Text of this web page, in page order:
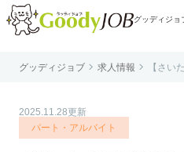
グッディジョ
はじめ
グッディジョブ  求人情報 
【さい
2025.11.28更新
パート・アルバイト